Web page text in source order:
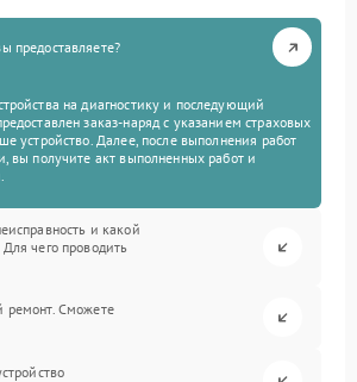
предоставляете?
на диагностику и последующий
заказ-наряд с указанием страховых
устройство. Далее, после выполнения работ
вы получите акт выполненных работ и
и какой
чего проводить
ремонт. Сможете